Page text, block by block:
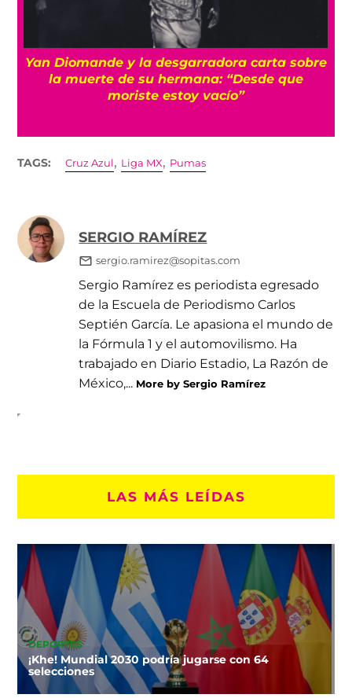
Yan Diomande y la desgarradora carta sobre
la muerte de su hermana: “Desde que
moriste estoy vacío”
TAGS: Cruz Azul, Liga MX, Pumas
SERGIO RAMÍREZ
sergio.ramirez@sopitas.com
Sergio Ramírez es periodista egresado
de la Escuela de Periodismo Carlos
Septién García. Le apasiona el mundo de
la Fórmula 1 y el automovilismo. Ha
trabajado en Diario Estadio, La Razón de
México,... More by Sergio Ramírez
LAS MÁS LEÍDAS
DEPORTES
¡Khe! Mundial 2030 podría jugarse con 64
selecciones